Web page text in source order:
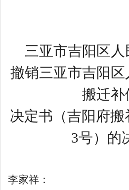
三亚市吉阳区
撤销三亚市吉阳区
搬迁补
决定书 （吉阳府搬
3号）的
李家祥：